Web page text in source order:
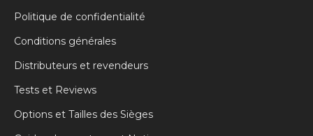
Politique de confidentialité
Conditions générales
Distributeurs et revendeurs
Tests et Reviews
Options et Tailles des Sièges